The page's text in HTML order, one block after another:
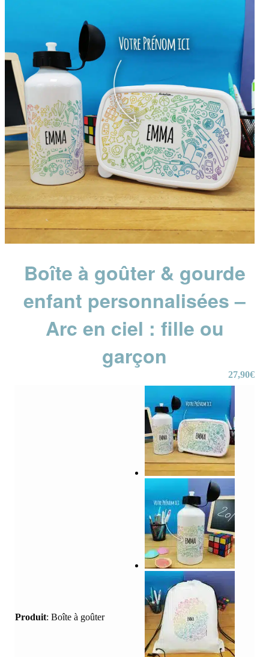
Boîte à goûter & gourde
enfant personnalisées –
Arc en ciel : fille ou
garçon
27,90€
Produit: Boîte à goûter